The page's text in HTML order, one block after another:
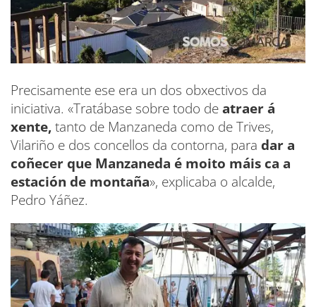
Precisamente ese era un dos obxectivos da
iniciativa. «Tratábase sobre todo deatraer á
xente,tanto de Manzaneda como de Trives,
Vilariño e dos concellos da contorna, para dar a
coñecer que Manzaneda é moito máis ca a
estación de montaña», explicaba o alcalde,
Pedro Yáñez.